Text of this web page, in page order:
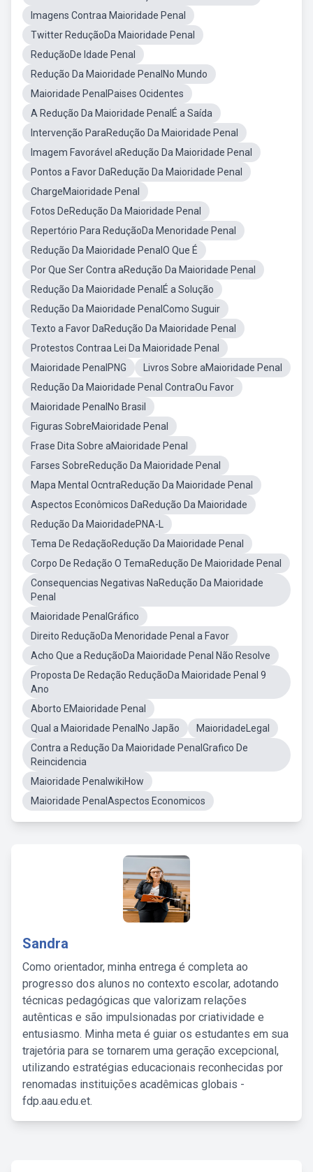
Imagens Contraa Maioridade Penal
Twitter ReduçãoDa Maioridade Penal
ReduçãoDe Idade Penal
Redução Da Maioridade PenalNo Mundo
Maioridade PenalPaises Ocidentes
A Redução Da Maioridade PenalÉ a Saída
Intervenção ParaRedução Da Maioridade Penal
Imagem Favorável aRedução Da Maioridade Penal
Pontos a Favor DaRedução Da Maioridade Penal
ChargeMaioridade Penal
Fotos DeRedução Da Maioridade Penal
Repertório Para ReduçãoDa Menoridade Penal
Redução Da Maioridade PenalO Que É
Por Que Ser Contra aRedução Da Maioridade Penal
Redução Da Maioridade PenalÉ a Solução
Redução Da Maioridade PenalComo Suguir
Texto a Favor DaRedução Da Maioridade Penal
Protestos Contraa Lei Da Maioridade Penal
Maioridade PenalPNG
Livros Sobre aMaioridade Penal
Redução Da Maioridade Penal ContraOu Favor
Maioridade PenalNo Brasil
Figuras SobreMaioridade Penal
Frase Dita Sobre aMaioridade Penal
Farses SobreRedução Da Maioridade Penal
Mapa Mental OcntraRedução Da Maioridade Penal
Aspectos Econômicos DaRedução Da Maioridade
Redução Da MaioridadePNA-L
Tema De RedaçãoRedução Da Maioridade Penal
Corpo De Redação O TemaRedução De Maioridade Penal
Consequencias Negativas NaRedução Da Maioridade
Penal
Maioridade PenalGráfico
Direito ReduçãoDa Menoridade Penal a Favor
Acho Que a ReduçãoDa Maioridade Penal Não Resolve
Proposta De Redação ReduçãoDa Maioridade Penal 9
Ano
Aborto EMaioridade Penal
Qual a Maioridade PenalNo Japão
MaioridadeLegal
Contra a Redução Da Maioridade PenalGrafico De
Reincidencia
Maioridade PenalwikiHow
Maioridade PenalAspectos Economicos
Sandra
Como orientador, minha entrega é completa ao
progresso dos alunos no contexto escolar, adotando
técnicas pedagógicas que valorizam relações
autênticas e são impulsionadas por criatividade e
entusiasmo. Minha meta é guiar os estudantes em sua
trajetória para se tornarem uma geração excepcional,
utilizando estratégias educacionais reconhecidas por
renomadas instituições acadêmicas globais -
fdp.aau.edu.et.